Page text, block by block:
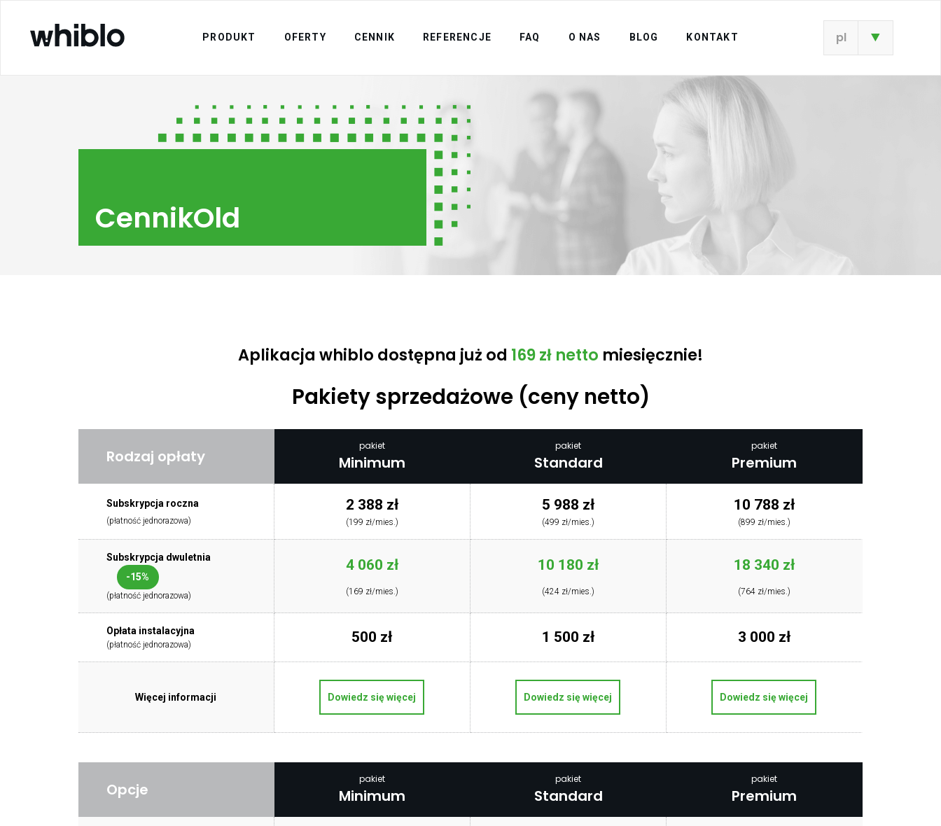
PRODUKT OFERTY CENNIK REFERENCJE FAQ O NAS BLOG KONTAKT pl
CennikOld
Aplikacja whiblo dostępna już od 169 zł netto miesięcznie!
Pakiety sprzedażowe (ceny netto)
Rodzaj opłaty
pakiet
Minimum
pakiet
Standard
pakiet
Premium
Subskrypcja roczna
(płatność jednorazowa)
2 388 zł
(199 zł/mies.)
5 988 zł
(499 zł/mies.)
10 788 zł
(899 zł/mies.)
Subskrypcja dwuletnia
-15%
(płatność jednorazowa)
4 060 zł
(169 zł/mies.)
10 180 zł
(424 zł/mies.)
18 340 zł
(764 zł/mies.)
Opłata instalacyjna
(płatność jednorazowa) 500 zł 1 500 zł 3 000 zł
Więcej informacji Dowiedz się więcej Dowiedz się więcej Dowiedz się więcej
Opcje
pakiet
Minimum
pakiet
Standard
pakiet
Premium